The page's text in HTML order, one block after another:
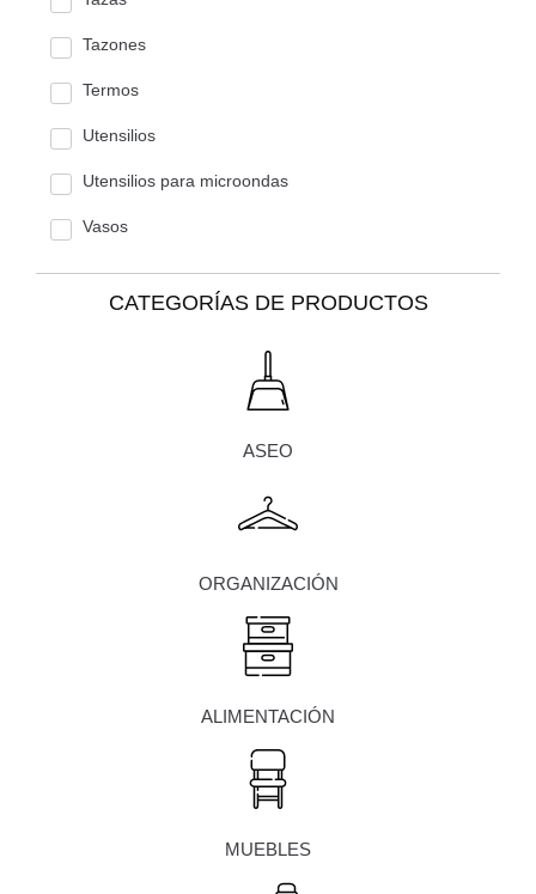
Tazones
Termos
Utensilios
Utensilios para microondas
Vasos
CATEGORÍAS DE PRODUCTOS
ASEO
ORGANIZACIÓN
ALIMENTACIÓN
MUEBLES